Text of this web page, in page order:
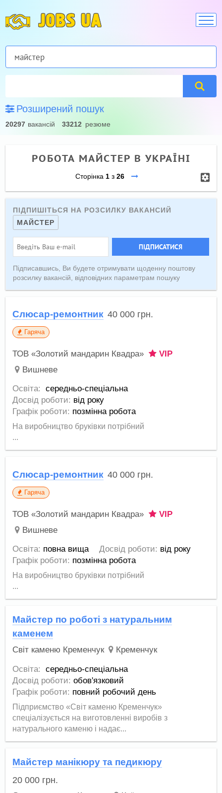
JOBS UA
Розширений пошук
20297 вакансій 33212 резюме
РОБОТА МАЙСТЕР В УКРАЇНІ
Сторінка 1з 26
ПІДПИШІТЬСЯ НА РОЗСИЛКУ ВАКАНСИЙ
МАЙСТЕР
ПІДПИСАТИСЯ
Підписавшись, Ви будете отримувати щоденну поштову
розсилку вакансій, відповідних параметрам пошуку
Слюсар-ремонтник 40 000 грн.
Гаряча
ТОВ «Золотий мандарин Квадра»
VIP
Вишневе
Освіта:
середньо-спеціальна
Досвід роботи: від року
Графік роботи: позмінна робота
На виробництво бруківки потрібний
...
Слюсар-ремонтник 40 000 грн.
Гаряча
ТОВ «Золотий мандарин Квадра»
VIP
Вишневе
Освіта: повна вища Досвід роботи: від року
Графік роботи: позмінна робота
На виробництво бруківки потрібний
...
Майстер по роботі з натуральним
каменем
Світ каменю Кременчук Кременчук
Освіта:
середньо-спеціальна
Досвід роботи: обов'язковий
Графік роботи: повний робочий день
Підприємство «Світ каменю Кременчук»
спеціалізується на виготовленні виробів з
натурального каменю і надає...
Майстер манікюру та педикюру
20 000 грн.